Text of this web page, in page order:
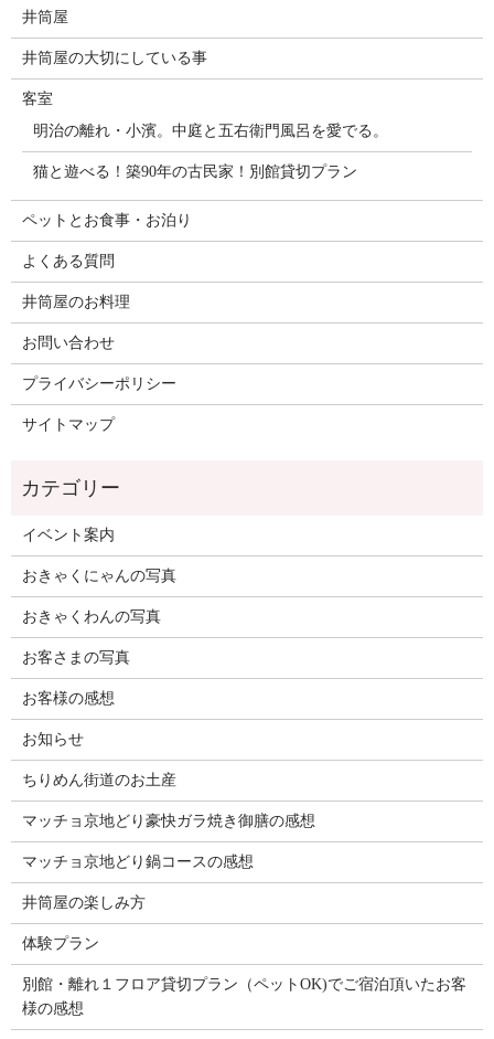
井筒屋
井筒屋の大切にしている事
客室
明治の離れ・小濱。中庭と五右衛門風呂を愛でる。
猫と遊べる！築90年の古民家！別館貸切プラン
ペットとお食事・お泊り
よくある質問
井筒屋のお料理
お問い合わせ
プライバシーポリシー
サイトマップ
イベント案内
おきゃくにゃんの写真
おきゃくわんの写真
お客さまの写真
お客様の感想
お知らせ
ちりめん街道のお土産
マッチョ京地どり豪快ガラ焼き御膳の感想
マッチョ京地どり鍋コースの感想
井筒屋の楽しみ方
体験プラン
別館・離れ１フロア貸切プラン（ペットOK)でご宿泊頂いたお客
様の感想